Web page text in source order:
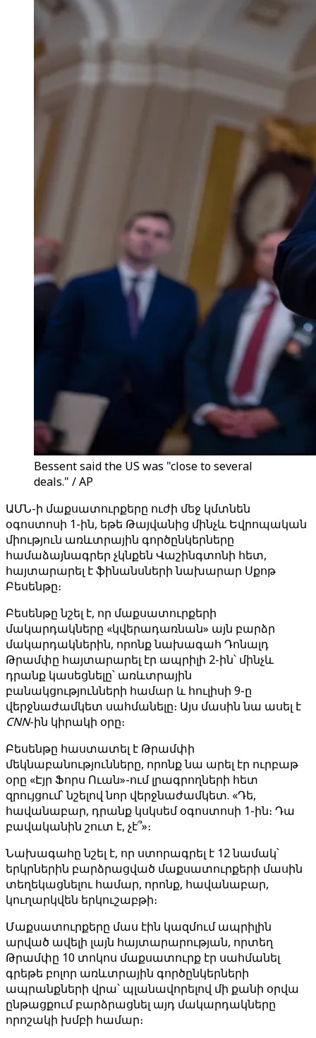
Bessent said the US was "close to several
deals." / AP
ԱՄՆ-ի մաքսատուրքերը ուժի մեջ կմտնեն
օգոստոսի 1-ին, եթե Թայվանից մինչև Եվրոպական
միություն առևտրային գործընկերները
համաձայնագրեր չկնքեն Վաշինգտոնի հետ,
հայտարարել է ֆինանսների նախարար Սքոթ
Բեսենթը։
Բեսենթը նշել է, որ մաքսատուրքերի
մակարդակները «կվերադառնան» այն բարձր
մակարդակներին, որոնք նախագահ Դոնալդ
Թրամփը հայտարարել էր ապրիլի 2-ին՝ մինչև
դրանք կասեցնելը՝ առևտրային
բանակցությունների համար և հուլիսի 9-ը
վերջնաժամկետ սահմանելը։ Այս մասին նա ասել է
CNN-ին կիրակի օրը։
Բեսենթը հաստատել է Թրամփի
մեկնաբանությունները, որոնք նա արել էր ուրբաթ
օրը «Էյր Ֆորս Ուան»-ում լրագրողների հետ
զրույցում՝ նշելով նոր վերջնաժամկետ. «Դե,
հավանաբար, դրանք կսկսեմ օգոստոսի 1-ին։ Դա
բավականին շուտ է, չէ՞»։
Նախագահը նշել է, որ ստորագրել է 12 նամակ՝
երկրներին բարձրացված մաքսատուրքերի մասին
տեղեկացնելու համար, որոնք, հավանաբար,
կուղարկվեն երկուշաբթի։
Մաքսատուրքերը մաս էին կազմում ապրիլին
արված ավելի լայն հայտարարության, որտեղ
Թրամփը 10 տոկոս մաքսատուրք էր սահմանել
գրեթե բոլոր առևտրային գործընկերների
ապրանքների վրա՝ պլանավորելով մի քանի օրվա
ընթացքում բարձրացնել այդ մակարդակները
որոշակի խմբի համար։